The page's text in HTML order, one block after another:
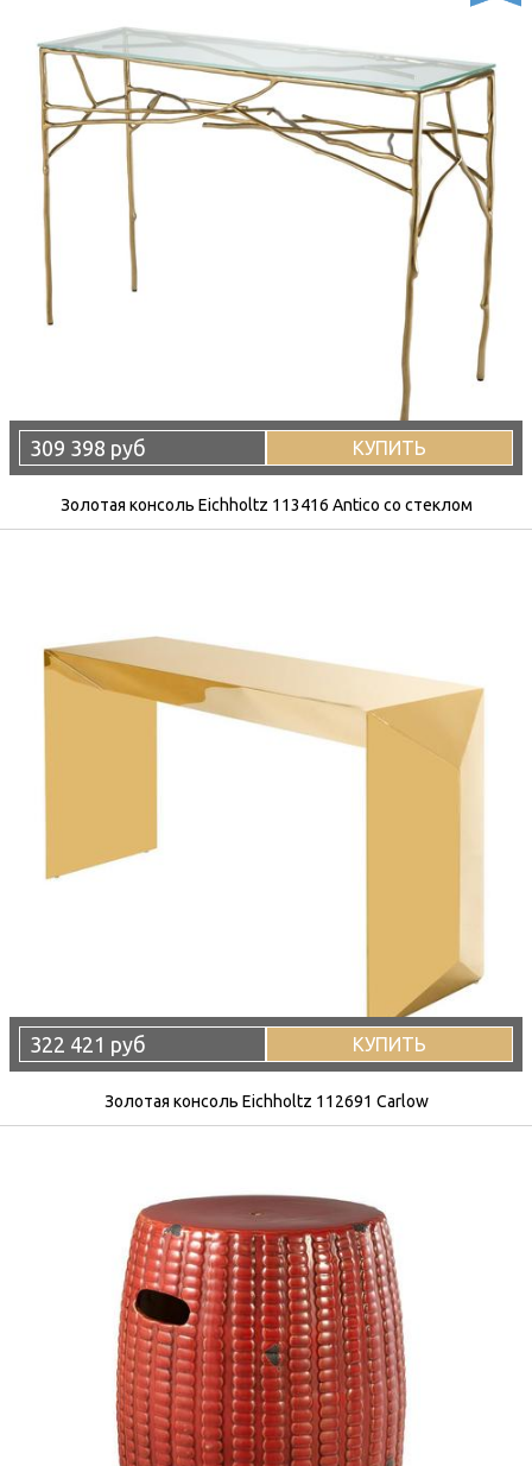
309 398 руб КУПИТЬ
Золотая консоль Eichholtz 113416 Antico со стеклом
322 421 руб КУПИТЬ
Золотая консоль Eichholtz 112691 Carlow